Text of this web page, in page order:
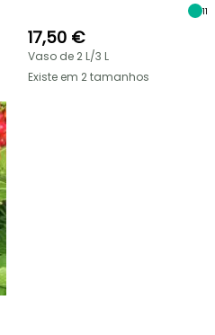
11
17,50 €
Vaso de 2 L/3 L
Existe em 2 tamanhos